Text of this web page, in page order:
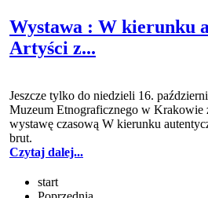
Wystawa : W kierunku
Artyści z...
Jeszcze tylko do niedzieli 16.
Muzeum Etnograficznego w Krakowie
wystawę czasową W kierunku
brut.
Czytaj dalej...
start